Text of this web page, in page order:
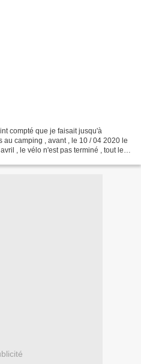
compté que je faisait jusqu'à
camping , avant , le 10 / 04 2020 le
, le vélo n'est pas terminé , tout le